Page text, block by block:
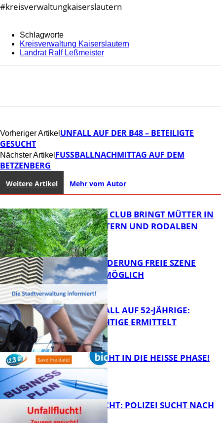
#kreisverwaltungkaiserslautern
Schlagworte
Kreisverwaltung Kaiserslautern
Landrat Ralf Leßmeister
Vorheriger Artikel UNFALL AUF DER B48 – BETEILIGTE
GESUCHT
Nächster Artikel FUSSBALLNACHMITTAG AUF DEM B
ETZENBERG
Weitere Artikel Mehr vom Autor
FB News
NEUER MOM CLUB BRINGT MÜTTER IN
KAISERSLAUTERN UND RODALBEN
ZUSAMMEN
FB Kultur
PROJEKTFÖRDERUNG FREIE SZENE
WEITERHIN MÖGLICH
FB News
RAUBÜBERFALL AUF 52-JÄHRIGE:
TATVERDÄCHTIGE ERMITTELT
1,2,3 GO® GEHT IN DIE HEISSE PHASE!
UNFALLFLUCHT: POLIZEI SUCHT NACH
ZEUGEN